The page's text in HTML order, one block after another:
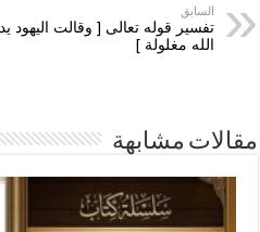
السابق
تفسير قوله تعالى [ وقالت اليهود يد
الله مغلولة ]
مقالات مشابهة